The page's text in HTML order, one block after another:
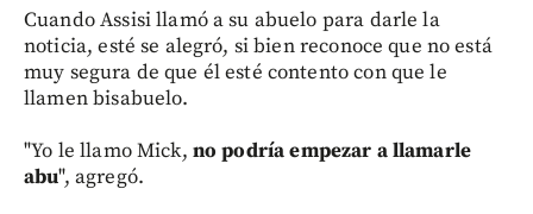
Cuando Assisi llamó a su abuelo para darle la
noticia, esté se alegró, si bien reconoce que no está
muy segura de que él esté contento con que le
llamen bisabuelo.
"Yo le llamo Mick, no podría empezar a llamarle
abu", agregó.